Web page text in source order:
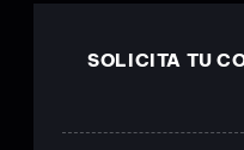
SOLICITA TU